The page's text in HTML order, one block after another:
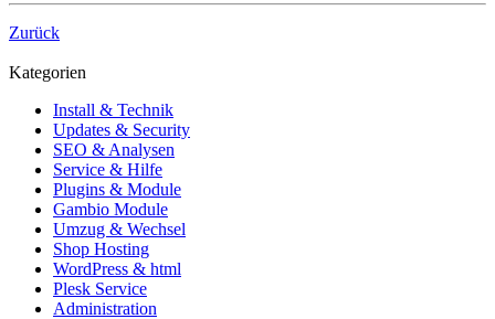
Zurück
Kategorien
Install & Technik
Updates & Security
SEO & Analysen
Service & Hilfe
Plugins & Module
Gambio Module
Umzug & Wechsel
Shop Hosting
WordPress & html
Plesk Service
Administration